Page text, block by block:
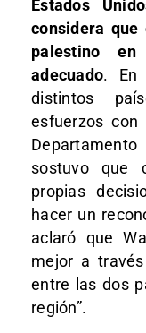
Estados
considera que
palestino
adecuado. En
distintos
esfuerzos con
sostuvo que
propias
hacer un
aclaró que
mejor a
entre las dos
región”.